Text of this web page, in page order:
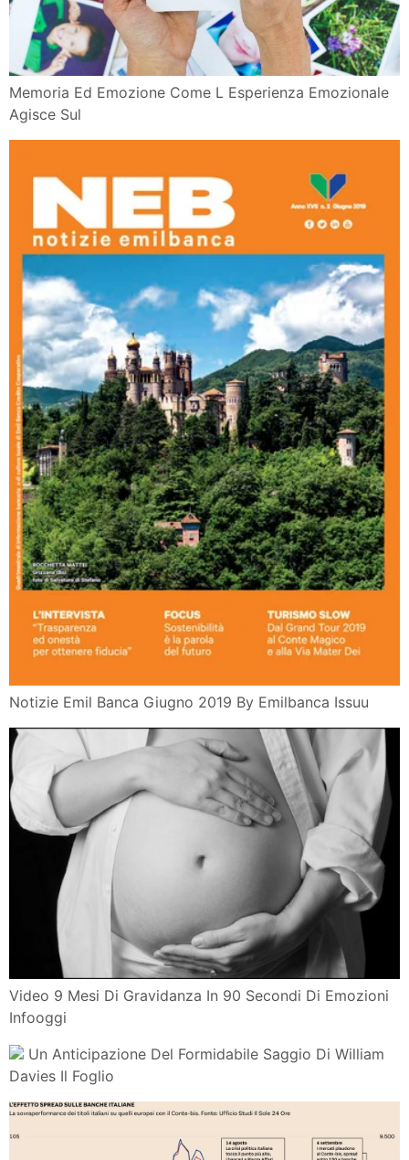
Aperta La La Secretissima Camera De Lo Core Per
Atlante Delle
Lbf 19 20 Inizia L Avventura Delle Nostre Giocatrici
Vincenzo Morabito L Intelligenza Artificiale E Il
Neuromarketing
Festival Di Internazionale A Ferrara 2019 Il
Programma Degli
Revisione E Restauro Di Macchine Da Scrivere
Vescovorestauri
Grammatica Il Sito Della 1c 2013 2014
La Psicologia Del Denaro Emozioni E Paure Che
Condizionano Le
Home Dott Sa Alessandra Banche
Il 22 E 23 Maggio A Paderno Dugnano Mi La Rassegna
Insieme
Esercizi Di Grammatica
Publication
454 Fantastiche Immagini Su Alfabeto Grafia Lettere
Numeri
Tiffany Watt Smith Traduzione Di Violetta Bellocchio
Atlante
Roberto Candido Un Matrimonio All Insegna Delle
Emozioni Tutte
Cnba
Riza Extra Conoscere E Gestire Le Emozioni
Sentimenti E Geografia Il Peso Del Fattore
Emozionale Sulle Decisioni
Motricita Fine Dallo Scarabocchio Al Grafema Www
L Economia Che Si Innova Con La Tecnologia Dai
Prodotti Ai Servizi
Commissioni Mta Italia Convenzione Invest Banca
Emilio Tomasini
Elenco Iscritti
Atlante Delle Emozioni Psyjob It Psicologia Del
Lavoro Online
Lia Wainstein A Cent Anni Dalla Nascita Della Esule